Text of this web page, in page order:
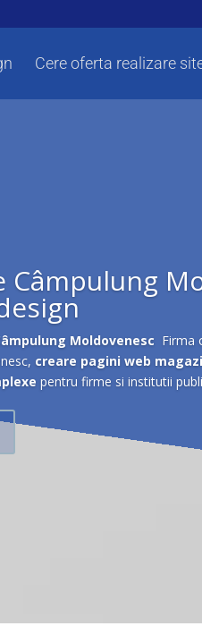
Cere oferta realizare
Câmpulung
Moldovenesc Firma
creare pagini web
pentru firme si institutii